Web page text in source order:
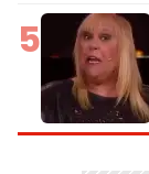
5